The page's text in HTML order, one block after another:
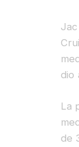
dio
La
de